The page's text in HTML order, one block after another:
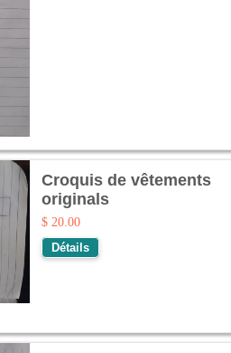
Croquis de vêtements
originals
$ 20.00
Détails